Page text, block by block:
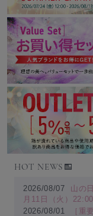
HOT NEWS
2026/08/07
山の
月11日（火）22:00
2026/08/01
［重